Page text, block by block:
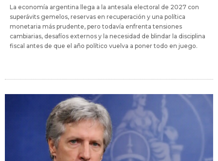
La economía argentina llega a la antesala electoral de 2027 con
superávits gemelos, reservas en recuperación y una política
monetaria más prudente, pero todavía enfrenta tensiones
cambiarias, desafíos externos y la necesidad de blindar la disciplina
fiscal antes de que el año político vuelva a poner todo en juego.